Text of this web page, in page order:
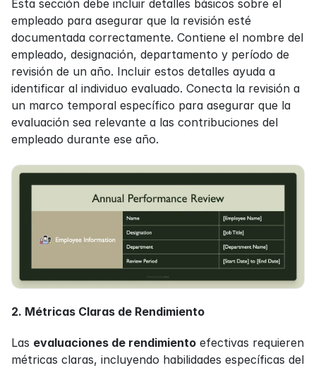
Esta sección debe incluir detalles básicos sobre el
empleado para asegurar que la revisión esté
documentada correctamente. Contiene el nombre del
empleado, designación, departamento y período de
revisión de un año. Incluir estos detalles ayuda a
identificar al individuo evaluado. Conecta la revisión a
un marco temporal específico para asegurar que la
evaluación sea relevante a las contribuciones del
empleado durante ese año.
2. Métricas Claras de Rendimiento
Las evaluaciones de rendimiento efectivas requieren
métricas claras, incluyendo habilidades específicas del